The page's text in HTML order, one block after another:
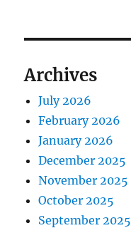
Archives
July 2026
February 2026
January 2026
December 2025
November 2025
October 2025
September 2025